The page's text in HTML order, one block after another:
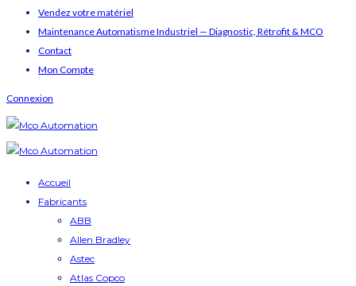
Vendez votre matériel
Maintenance Automatisme Industriel — Diagnostic, Rétrofit & MCO
Contact
Mon Compte
Connexion
Accueil
Fabricants
ABB
Allen Bradley
Astec
Atlas Copco